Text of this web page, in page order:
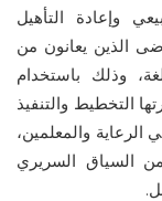
وإعادة التأهيل
الذين يعانون من
وذلك باستخدام
التخطيط والتنفيذ
الرعاية والمعلمين،
السياق السريري